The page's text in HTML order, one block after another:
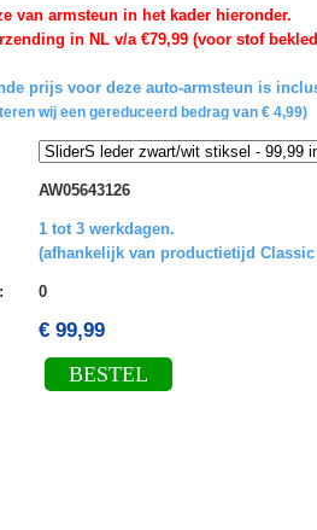
van armsteun in het kader hieronder.
in NL v/a €79,99 (voor stof
prijs voor deze auto-armsteun is
wij een gereduceerd bedrag van € 4,99)
AW05643126
1 tot 3 werkdagen.
(afhankelijk van productietijd
0
€ 99,99
BESTEL